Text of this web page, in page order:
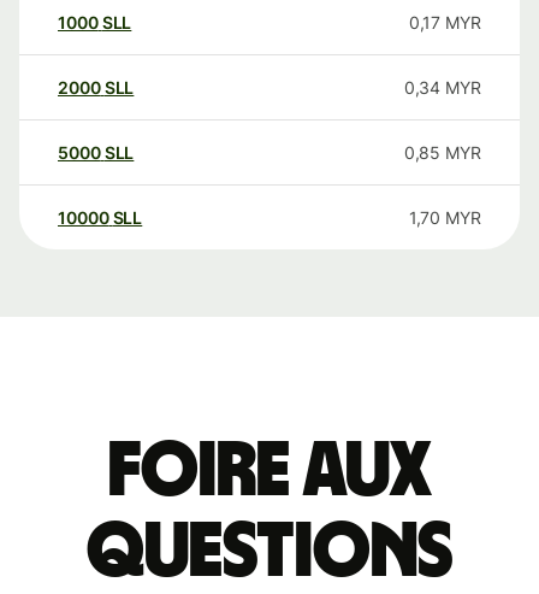
1000SLL 0,17 MYR
2000SLL 0,34 MYR
5000SLL 0,85 MYR
10000 SLL 1,70 MYR
Foire aux
questions